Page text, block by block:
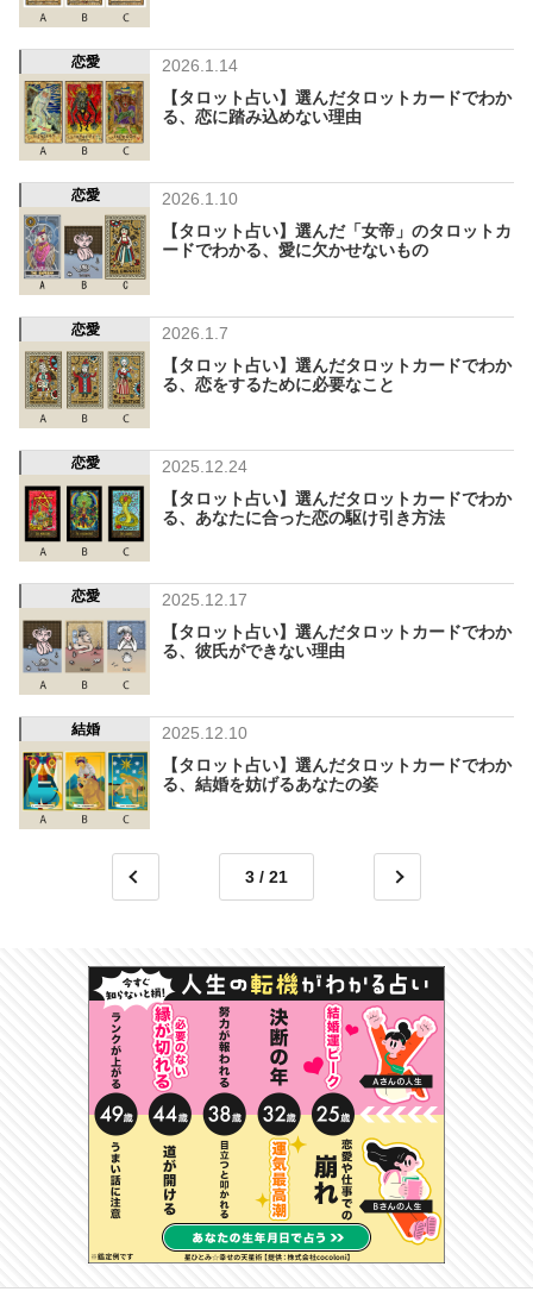
恋愛
2026.1.14
【タロット占い】選んだタロットカードでわか
る、恋に踏み込めない理由
恋愛
2026.1.10
【タロット占い】選んだ「女帝」のタロットカ
ードでわかる、愛に欠かせないもの
恋愛
2026.1.7
【タロット占い】選んだタロットカードでわか
る、恋をするために必要なこと
恋愛
2025.12.24
【タロット占い】選んだタロットカードでわか
る、あなたに合った恋の駆け引き方法
恋愛
2025.12.17
【タロット占い】選んだタロットカードでわか
る、彼氏ができない理由
結婚
2025.12.10
【タロット占い】選んだタロットカードでわか
る、結婚を妨げるあなたの姿
3